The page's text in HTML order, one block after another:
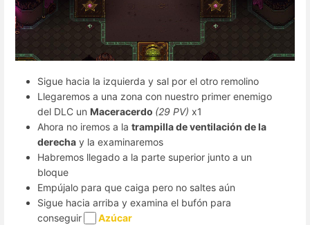
Sigue hacia la izquierda y sal por el otro remolino
Llegaremos a una zona con nuestro primer enemigo
del DLC un Maceracerdo (29 PV) x1
Ahora no iremos a la trampilla de ventilación de la
derecha y la examinaremos
Habremos llegado a la parte superior junto a un
bloque
Empújalo para que caiga pero no saltes aún
Sigue hacia arriba y examina el bufón para
conseguir
Azúcar